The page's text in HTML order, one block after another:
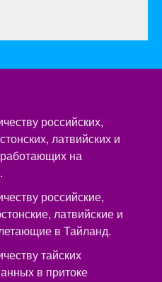
российских,
латвийских и
работающих на
российские,
латвийские и
в Тайланд.
тайских
в притоке